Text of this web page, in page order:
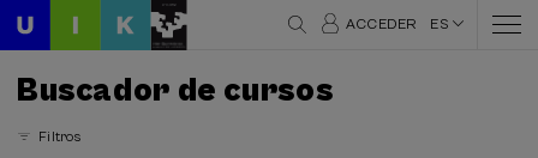
ACCEDER ES
Buscador de cursos
Filtros